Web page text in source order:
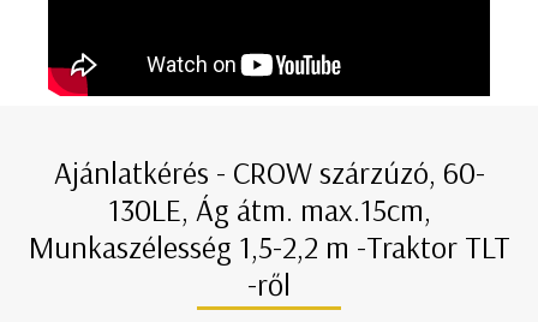
Ajánlatkérés - CROW szárzúzó, 60-
130LE, Ág átm. max.15cm,
Munkaszélesség 1,5-2,2 m -Traktor TLT
-ről